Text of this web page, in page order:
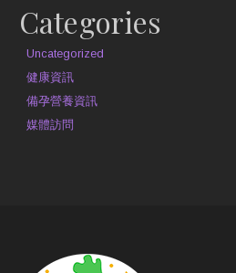
Categories
Uncategorized
健康資訊
備孕營養資訊
媒體訪問